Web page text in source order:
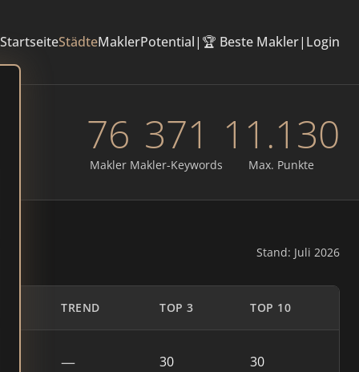
StartseiteStädteMaklerPotential| 🏆 Beste Makler| Login
76
Makler
371
Makler-Keywords
11.130
Max. Punkte
Stand: Juli 2026
TREND TOP 3 TOP 10
— 30 30